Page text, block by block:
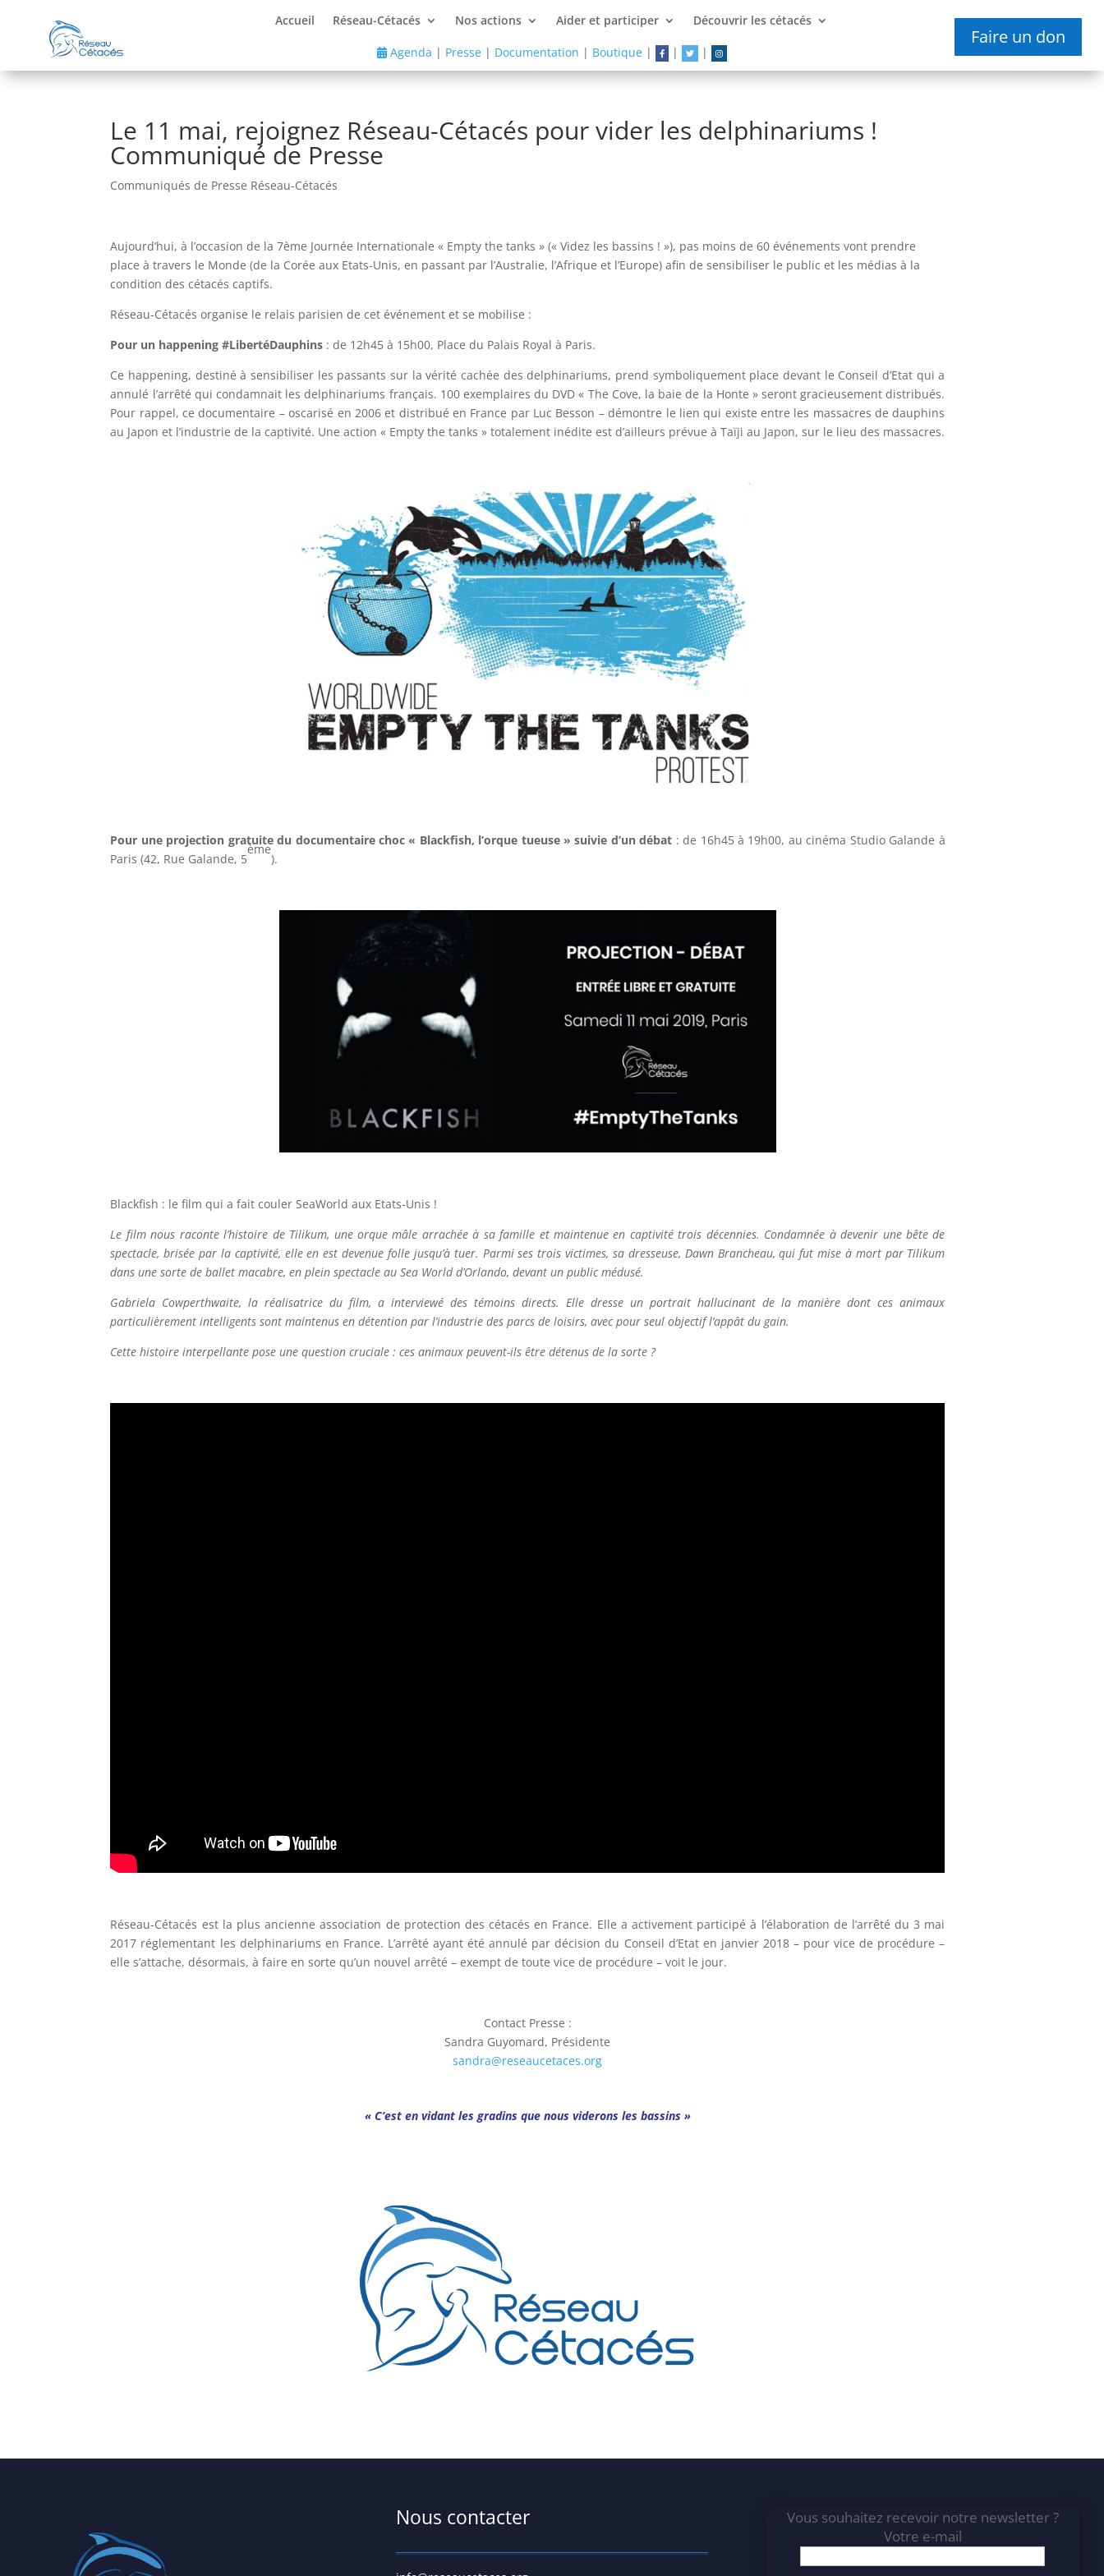
Accueil Réseau-Cétacés Nos actions Aider et participer Découvrir les cétacés
Agenda | Presse| Documentation | Boutique| | |
Faire un don
Le 11 mai, rejoignez Réseau-Cétacés pour vider les delphinariums !
Communiqué de Presse
Communiqués de Presse Réseau-Cétacés
Aujourd’hui, à l’occasion de la 7ème Journée Internationale « Empty the tanks » (« Videz les bassins ! »), pas moins de 60 événements vont prendre
place à travers le Monde (de la Corée aux Etats-Unis, en passant par l’Australie, l’Afrique et l’Europe) afin de sensibiliser le public et les médias à la
condition des cétacés captifs.
Réseau-Cétacés organise le relais parisien de cet événement et se mobilise :
Pour un happening #LibertéDauphins : de 12h45 à 15h00, Place du Palais Royal à Paris.
Ce happening, destiné à sensibiliser les passants sur la vérité cachée des delphinariums, prend symboliquement place devant le Conseil d’Etat qui a
annulé l’arrêté qui condamnait les delphinariums français. 100 exemplaires du DVD « The Cove, la baie de la Honte » seront gracieusement distribués.
Pour rappel, ce documentaire – oscarisé en 2006 et distribué en France par Luc Besson – démontre le lien qui existe entre les massacres de dauphins
au Japon et l’industrie de la captivité. Une action « Empty the tanks » totalement inédite est d’ailleurs prévue à Taïji au Japon, sur le lieu des massacres.
Pour une projection gratuite du documentaire choc « Blackfish, l’orque tueuse » suivie d’un débat : de 16h45 à 19h00, au cinéma Studio Galande à
Paris (42, Rue Galande, 5
ème
).
Blackfish : le film qui a fait couler SeaWorld aux Etats-Unis !
Le film nous raconte l’histoire de Tilikum, une orque mâle arrachée à sa famille et maintenue en captivité trois décennies. Condamnée à devenir une bête de
spectacle, brisée par la captivité, elle en est devenue folle jusqu’à tuer. Parmi ses trois victimes, sa dresseuse, Dawn Brancheau, qui fut mise à mort par Tilikum
dans une sorte de ballet macabre, en plein spectacle au Sea World d’Orlando, devant un public médusé.
Gabriela Cowperthwaite, la réalisatrice du film, a interviewé des témoins directs. Elle dresse un portrait hallucinant de la manière dont ces animaux
particulièrement intelligents sont maintenus en détention par l’industrie des parcs de loisirs, avec pour seul objectif l’appât du gain.
Cette histoire interpellante pose une question cruciale : ces animaux peuvent-ils être détenus de la sorte ?
Réseau-Cétacés est la plus ancienne association de protection des cétacés en France. Elle a activement participé à l’élaboration de l’arrêté du 3 mai
2017 réglementant les delphinariums en France. L’arrêté ayant été annulé par décision du Conseil d’Etat en janvier 2018 – pour vice de procédure –
elle s’attache, désormais, à faire en sorte qu’un nouvel arrêté – exempt de toute vice de procédure – voit le jour.
Contact Presse :
Sandra Guyomard, Présidente
sandra@reseaucetaces.org
« C’est en vidant les gradins que nous viderons les bassins »
Nous contacter
Vous souhaitez recevoir notre newsletter ?
Votre e-mail